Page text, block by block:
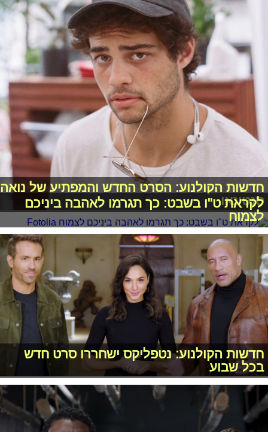
חדשות הקולנוע: הסרט החדש והמפתיע של נואה
סנטינאו
לקראת ט"ו בשבט: כך תגרמו לאהבה ביניכם
לצמוח
חדשות הקולנוע: נטפליקס ישחררו סרט חדש
בכל שבוע